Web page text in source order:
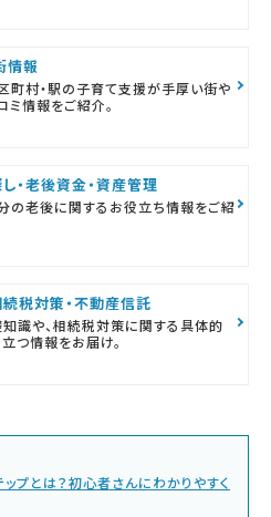
情報
町村・駅の子育て支援が手厚い街や
ミ情報をご紹介。
・老後資金・資産管理
の老後に関するお役立ち情報をご紹
税対策・不動産信託
識や、相続税対策に関する具体的
つ情報をお届け。
プとは？初心者さんにわかりやすく